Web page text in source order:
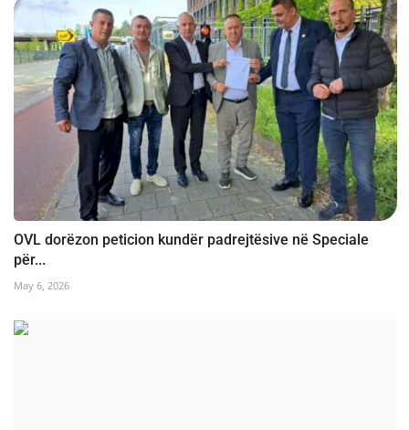
OVL dorëzon peticion kundër padrejtësive në Speciale
për...
May 6, 2026